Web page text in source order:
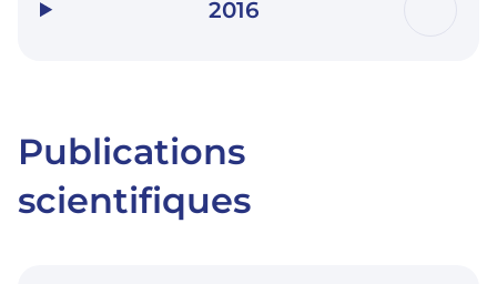
2016
Publications
scientifiques